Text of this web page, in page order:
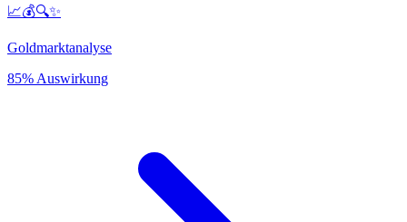
📈💰🔍✨
Goldmarktanalyse
85% Auswirkung